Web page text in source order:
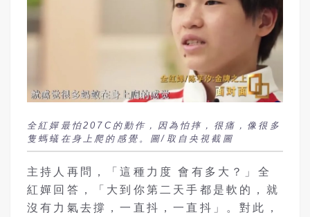
全紅嬋最怕207C的動作，因為怕摔，很痛，像很多
隻螞蟻在身上爬的感覺。圖/取自央視截圖
主持人再問，「這種力度 會有多大？」全
紅嬋回答，「大到你第二天手都是軟的，就
沒有力氣去撐，一直抖，一直抖」。對此，